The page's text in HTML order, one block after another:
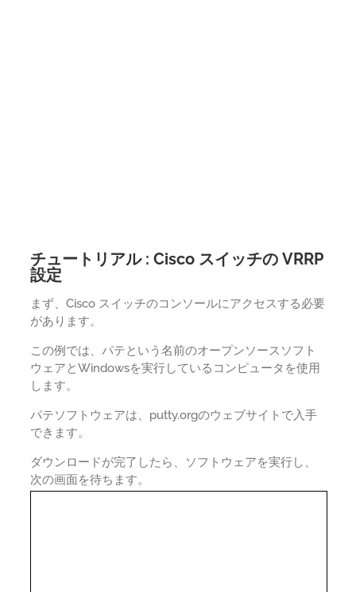
チュートリアル : Cisco スイッチの VRRP
設定
まず、Cisco スイッチのコンソールにアクセスする必要
があります。
この例では、パテという名前のオープンソースソフト
ウェアとWindowsを実行しているコンピュータを使用
します。
パテソフトウェアは、putty.orgのウェブサイトで入手
できます。
ダウンロードが完了したら、ソフトウェアを実行し、
次の画面を待ちます。